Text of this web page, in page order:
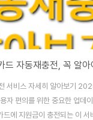
자동재충전, 꼭 알아
서비스 자세히 알아보기
자 편의를 위한 중요한 업데
드에 지원금이 충전되는 이 서